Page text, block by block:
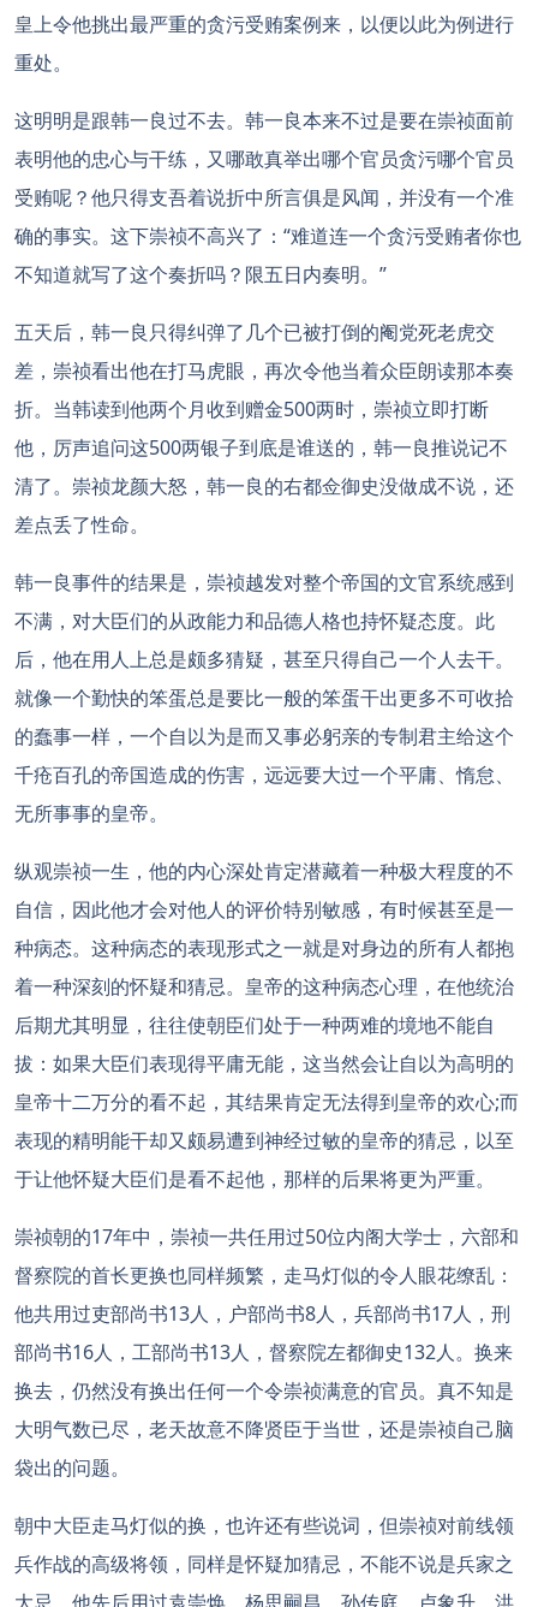
皇上令他挑出最严重的贪污受贿案例来，以便以此为例进行
重处。
这明明是跟韩一良过不去。韩一良本来不过是要在崇祯面前
表明他的忠心与干练，又哪敢真举出哪个官员贪污哪个官员
受贿呢？他只得支吾着说折中所言俱是风闻，并没有一个准
确的事实。这下崇祯不高兴了：“难道连一个贪污受贿者你也
不知道就写了这个奏折吗？限五日内奏明。”
五天后，韩一良只得纠弹了几个已被打倒的阉党死老虎交
差，崇祯看出他在打马虎眼，再次令他当着众臣朗读那本奏
折。当韩读到他两个月收到赠金500两时，崇祯立即打断
他，厉声追问这500两银子到底是谁送的，韩一良推说记不
清了。崇祯龙颜大怒，韩一良的右都佥御史没做成不说，还
差点丢了性命。
韩一良事件的结果是，崇祯越发对整个帝国的文官系统感到
不满，对大臣们的从政能力和品德人格也持怀疑态度。此
后，他在用人上总是颇多猜疑，甚至只得自己一个人去干。
就像一个勤快的笨蛋总是要比一般的笨蛋干出更多不可收拾
的蠢事一样，一个自以为是而又事必躬亲的专制君主给这个
千疮百孔的帝国造成的伤害，远远要大过一个平庸、惰怠、
无所事事的皇帝。
纵观崇祯一生，他的内心深处肯定潜藏着一种极大程度的不
自信，因此他才会对他人的评价特别敏感，有时候甚至是一
种病态。这种病态的表现形式之一就是对身边的所有人都抱
着一种深刻的怀疑和猜忌。皇帝的这种病态心理，在他统治
后期尤其明显，往往使朝臣们处于一种两难的境地不能自
拔：如果大臣们表现得平庸无能，这当然会让自以为高明的
皇帝十二万分的看不起，其结果肯定无法得到皇帝的欢心;而
表现的精明能干却又颇易遭到神经过敏的皇帝的猜忌，以至
于让他怀疑大臣们是看不起他，那样的后果将更为严重。
崇祯朝的17年中，崇祯一共任用过50位内阁大学士，六部和
督察院的首长更换也同样频繁，走马灯似的令人眼花缭乱：
他共用过吏部尚书13人，户部尚书8人，兵部尚书17人，刑
部尚书16人，工部尚书13人，督察院左都御史132人。换来
换去，仍然没有换出任何一个令崇祯满意的官员。真不知是
大明气数已尽，老天故意不降贤臣于当世，还是崇祯自己脑
袋出的问题。
朝中大臣走马灯似的换，也许还有些说词，但崇祯对前线领
兵作战的高级将领，同样是怀疑加猜忌，不能不说是兵家之